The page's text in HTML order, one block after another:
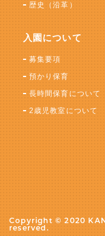
歴史（沿革）
入園について
募集要項
預かり保育
長時間保育について
2歳児教室について
Copyright © 2020
reserved.